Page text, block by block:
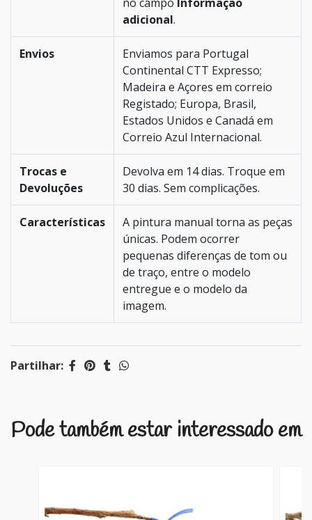
adicional.
Envios
Enviamos para Portugal
Continental CTT Expresso;
Madeira e Açores em correio
Registado; Europa, Brasil,
Estados Unidos e Canadá em
Correio Azul Internacional.
Trocas e
Devoluções
Devolva em 14 dias. Troque em
30 dias. Sem complicações.
Características
A pintura manual torna as peças
únicas. Podem ocorrer
pequenas diferenças de tom ou
de traço, entre o modelo
entregue e o modelo da
imagem.
Partilhar:
Pode também estar interessado em